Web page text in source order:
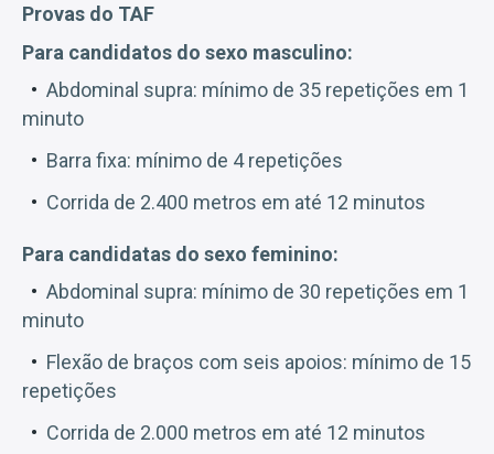
Provas do TAF
Para candidatos do sexo masculino:
Abdominal supra: mínimo de 35 repetições em 1
minuto
Barra fixa: mínimo de 4 repetições
Corrida de 2.400 metros em até 12 minutos
Para candidatas do sexo feminino:
Abdominal supra: mínimo de 30 repetições em 1
minuto
Flexão de braços com seis apoios: mínimo de 15
repetições
Corrida de 2.000 metros em até 12 minutos